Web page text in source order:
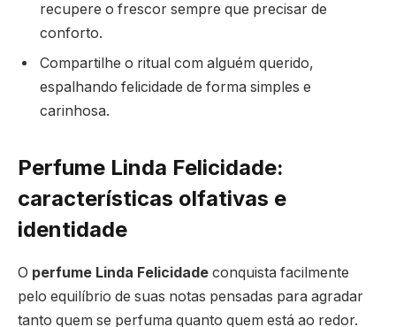
recupere o frescor sempre que precisar de
conforto.
Compartilhe o ritual com alguém querido,
espalhando felicidade de forma simples e
carinhosa.
Perfume Linda Felicidade:
características olfativas e
identidade
O perfume Linda Felicidade conquista facilmente
pelo equilíbrio de suas notas pensadas para agradar
tanto quem se perfuma quanto quem está ao redor.